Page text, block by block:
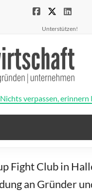
Unterstützen!
verpassen, erinnern
Fight Club in
an Gründer